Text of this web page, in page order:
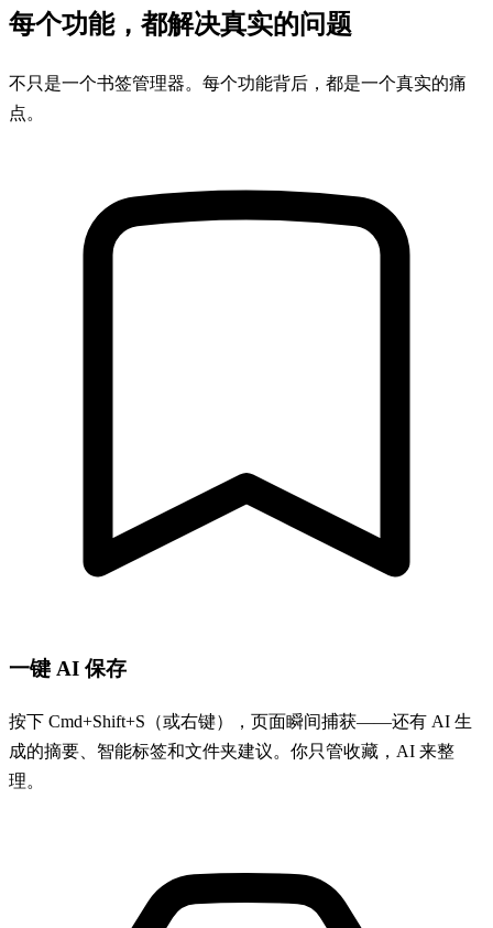
每个功能，都解决真实的问题
不只是一个书签管理器。每个功能背后，都是一个真实的痛
点。
一键 AI 保存
按下 Cmd+Shift+S（或右键），页面瞬间捕获——还有 AI 生
成的摘要、智能标签和文件夹建议。你只管收藏，AI 来整
理。